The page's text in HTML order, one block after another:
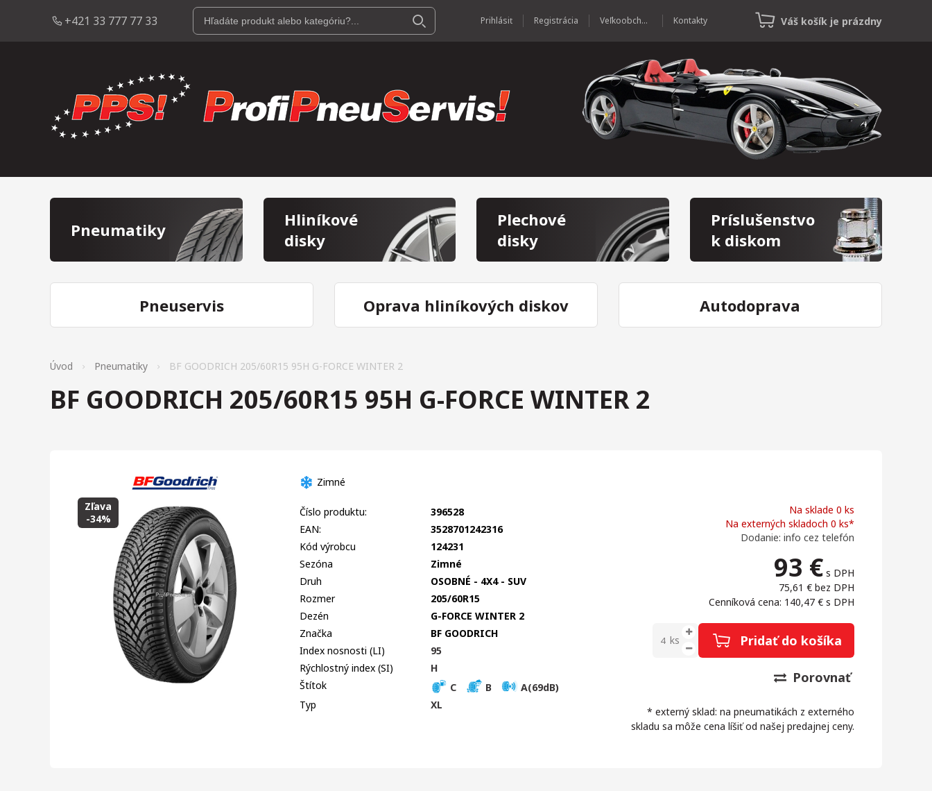
+421 33 777 77 33 Prihlásiť Registrácia Veľkoobchod Kontakty Váš košík je prázdny
Pneumatiky
Hliníkové
disky
Plechové
disky
Príslušenstvo
k diskom
Pneuservis Oprava hliníkových diskov Autodoprava
Úvod Pneumatiky BF GOODRICH 205/60R15 95H G-FORCE WINTER 2
BF GOODRICH 205/60R15 95H G-FORCE WINTER 2
Zľava
-34%
Zimné
Na sklade 0 ks
Na externých skladoch 0 ks*
Dodanie: info cez telefón
93 € s DPH
75,61 € bez DPH
Cenníková cena: 140,47 € s DPH
ks Pridať do košíka
Porovnať
* externý sklad: na pneumatikách z externého
skladu sa môže cena líšiť od našej predajnej ceny.
Číslo produktu:
396528
EAN:
3528701242316
Kód výrobcu
124231
Sezóna
Zimné
Druh
OSOBNÉ - 4X4 - SUV
Rozmer
205/60R15
Dezén
G-FORCE WINTER 2
Značka
BF GOODRICH
Index nosnosti (LI)
95
Rýchlostný index (SI)
H
Štítok
C B
A(69dB)
Typ
XL